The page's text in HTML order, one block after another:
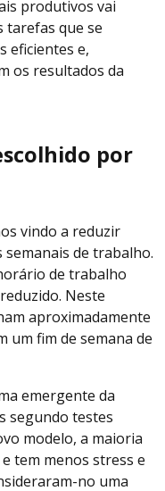
produtivos vai
tarefas que se
eficientes e,
os resultados da
por
vindo a reduzir
de trabalho.
de trabalho
Neste
aproximadamente
um fim de semana de
emergente da
segundo testes
modelo, a maioria
tem menos stress e
no uma